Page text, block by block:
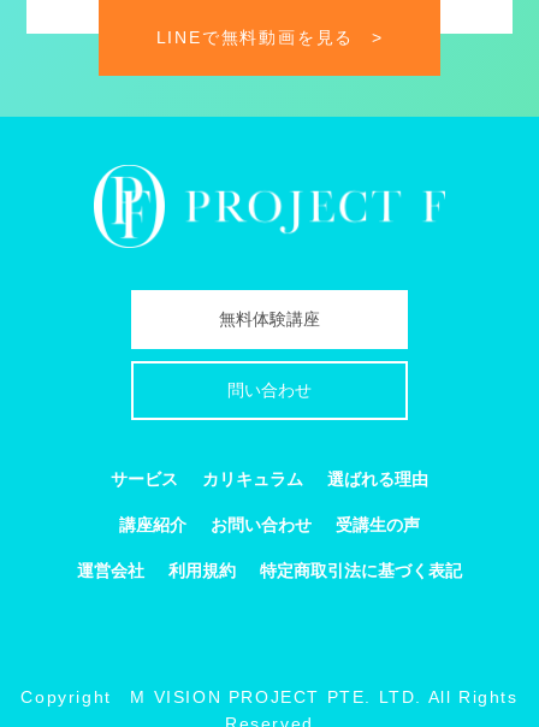
LINEで無料動画を見る >
無料体験講座
問い合わせ
サービス カリキュラム 選ばれる理由
講座紹介 お問い合わせ 受講生の声
運営会社 利用規約 特定商取引法に基づく表記
Copyright M VISION PROJECT PTE. LTD. All Rights